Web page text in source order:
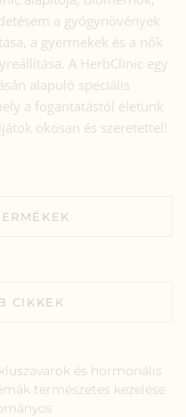
a gyógynövények
a gyermekek és a nők
A HerbClinic egy
alapuló speciális
a fogantatástól életünk
okosan és szeretettel!
CIKKEK
és hormonális
természetes kezelése